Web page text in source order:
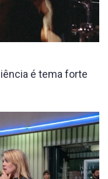
é tema forte